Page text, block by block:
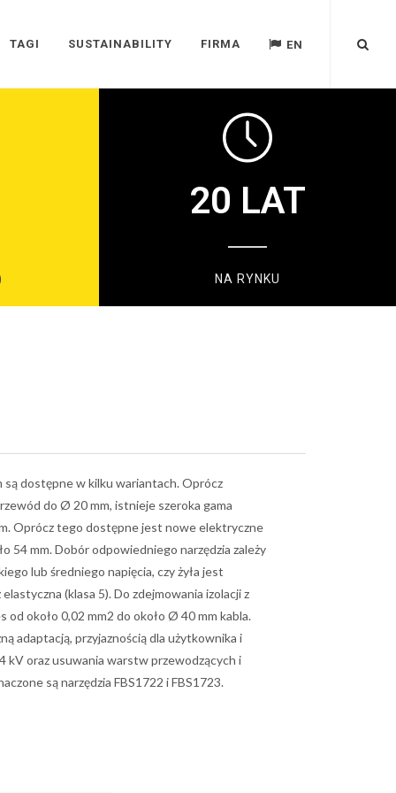
TAGI SUSTAINABILITY FIRMA EN
20 LAT
NA RYNKU
są dostępne w kilku wariantach. Oprócz
do Ø 20 mm, istnieje szeroka gama
Oprócz tego dostępne jest nowe elektryczne
54 mm. Dobór odpowiedniego narzędzia zależy
lub średniego napięcia, czy żyła jest
(klasa 5). Do zdejmowania izolacji z
od około 0,02 mm2 do około Ø 40 mm kabla.
adaptacją, przyjaznością dla użytkownika i
kV oraz usuwania warstw przewodzących i
są narzędzia FBS1722 i FBS1723.